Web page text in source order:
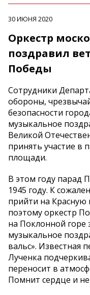
30 ИЮНЯ 2020
Оркестр
поздравил
Победы
Сотрудники
обороны,
безопасности
музыкальное
Великой
принять участие в
площади.
В этом году парад
1945 году. К
прийти на Красную
поэтому оркестр
на Поклонной горе
музыкальное
вальс». Известная
Лученка
переносит в
Помнит сердце и не